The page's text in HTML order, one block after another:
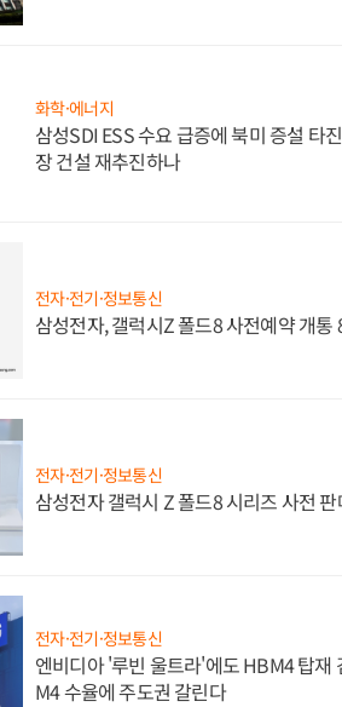
화학·에너지
삼성SDI ESS 수요 급증에 북미 증설 타
장 건설 재추진하나
전자·전기·정보통신
삼성전자, 갤럭시Z 폴드8 사전예약 개통
전자·전기·정보통신
삼성전자 갤럭시 Z 폴드8 시리즈 사전
전자·전기·정보통신
엔비디아 '루빈 울트라'에도 HBM4 탑재
M4 수율에 주도권 갈린다